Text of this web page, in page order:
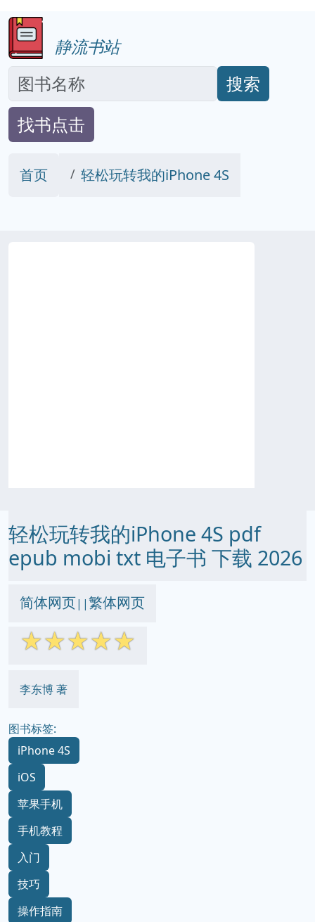
静流书站
搜索
找书点击
首页 轻松玩转我的iPhone 4S
轻松玩转我的iPhone 4S pdf
epub mobi txt 电子书 下载 2026
简体网页||繁体网页
☆☆☆☆☆
李东博 著
图书标签:
iPhone 4S
iOS
苹果手机
手机教程
入门
技巧
操作指南